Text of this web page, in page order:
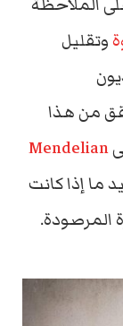
وتقليل
من هذا
Mendelian
ما إذا كانت
المرصودة.